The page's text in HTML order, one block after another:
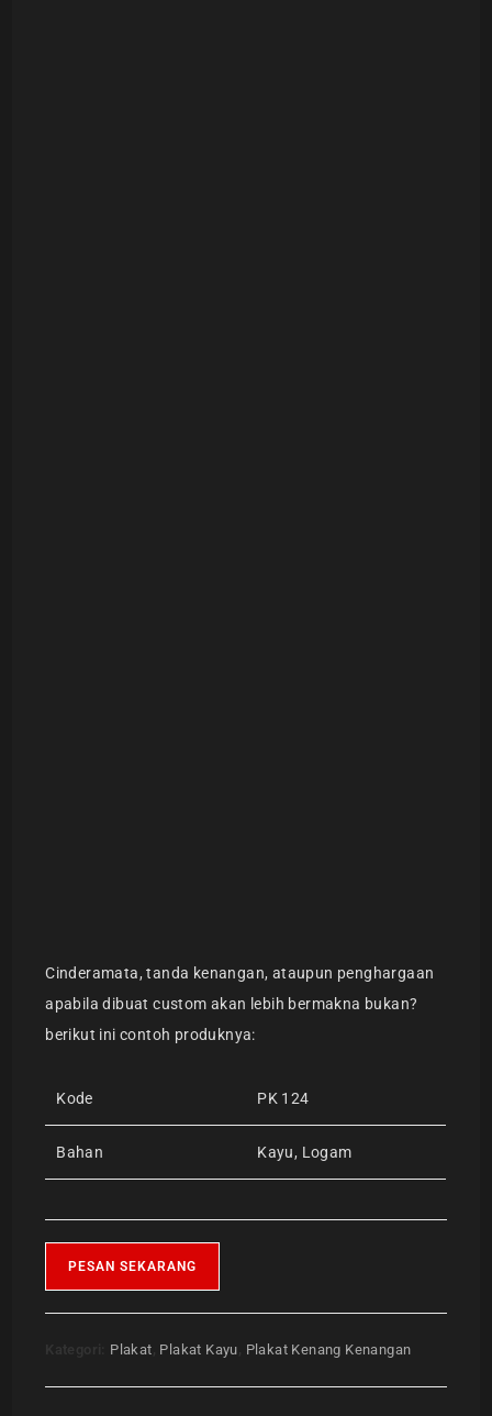
Cinderamata, tanda kenangan, ataupun penghargaan
apabila dibuat custom akan lebih bermakna bukan?
berikut ini contoh produknya:
Kode PK 124
Bahan Kayu, Logam
PESAN SEKARANG
Plakat Plakat Kayu Plakat Kenang Kenangan